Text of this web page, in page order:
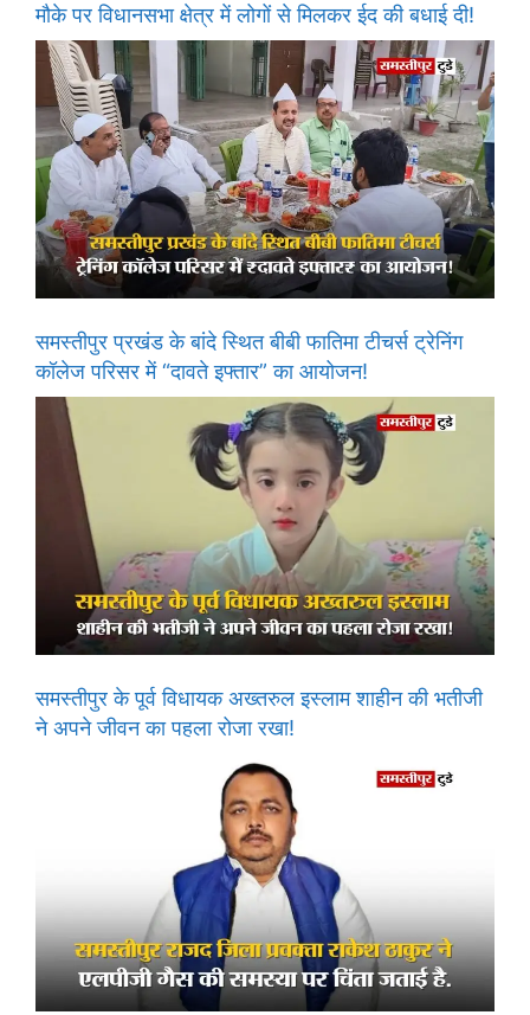
मौके पर विधानसभा क्षेत्र में लोगों से मिलकर ईद की बधाई दी!
समस्तीपुर प्रखंड के बांदे स्थित बीबी फातिमा टीचर्स ट्रेनिंग
कॉलेज परिसर में “दावते इफ्तार” का आयोजन!
समस्तीपुर के पूर्व विधायक अख्तरुल इस्लाम शाहीन की भतीजी
ने अपने जीवन का पहला रोजा रखा!